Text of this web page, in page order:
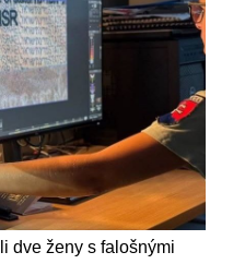
dve ženy s falošnými